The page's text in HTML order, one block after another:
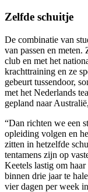
Zelfde schuitje
De combinatie van
van passen en
club en met het
krachttraining en ze
gebeurt tussendoor,
met het Nederlands
gepland naar
“Dan richten we een
opleiding volgen en
zitten in hetzelfde
tentamens zijn op
Keetels lastig om
binnen drie jaar te
vier dagen per week